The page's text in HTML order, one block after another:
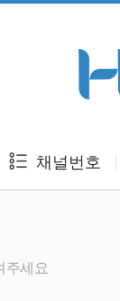
채널번호
주세요